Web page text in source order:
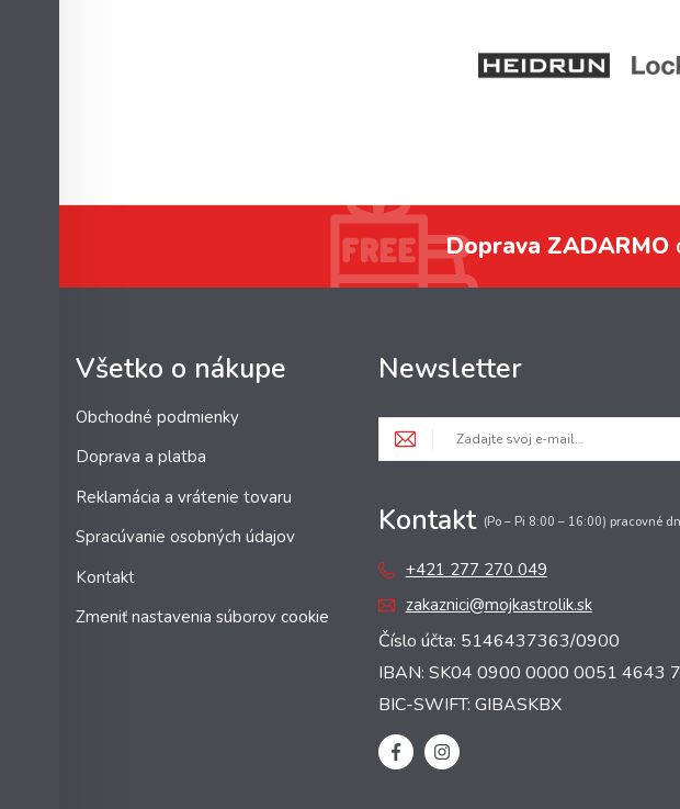
Doprava ZADARMO
Všetko o nákupe
Obchodné podmienky
Doprava a platba
Reklamácia a vrátenie tovaru
Spracúvanie osobných údajov
Kontakt
Zmeniť nastavenia súborov cookie
Newsletter
Kontakt (Po – Pi 8:00 – 16:00) pracovné
+421 277 270 049
zakaznici@mojkastrolik.sk
Číslo účta: 5146437363/0900
IBAN: SK04 0900 0000 0051 4643
BIC-SWIFT: GIBASKBX